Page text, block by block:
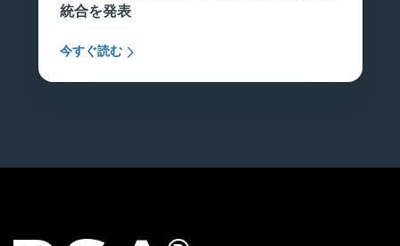
統合を発表
今すぐ読む